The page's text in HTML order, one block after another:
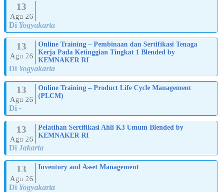
13
Agu 26
Di Yogyakarta
13
Agu 26
Online Training – Pembinaan dan Sertifikasi Tenaga
Kerja Pada Ketinggian Tingkat 1 Blended by
KEMNAKER RI
Di Yogyakarta
13
Agu 26
Online Training – Product Life Cycle Management
(PLCM)
Di -
13
Agu 26
Pelatihan Sertifikasi Ahli K3 Umum Blended by
KEMNAKER RI
Di Jakarta
13
Agu 26
Inventory and Asset Management
Di Yogyakarta